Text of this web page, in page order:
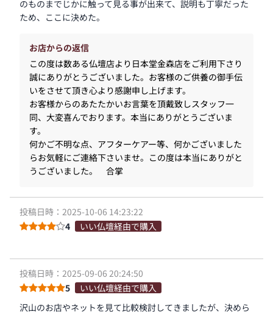
のものまでじかに触って見る事が出来て、説明も丁寧だった
ため、ここに決めた。
お店からの返信
この度は数ある仏壇店より日本堂金森店をご利用下さり
誠にありがとうございました。お客様のご供養の御手伝
いをさせて頂き心より感謝申し上げます。
お客様からのあたたかいお言葉を頂戴致しスタッフ一
同、大変喜んでおります。本当にありがとうございま
す。
何かご不明な点、アフターケアー等、何かございました
らお気軽にご連絡下さいませ。この度は本当にありがと
うございました。 合掌
投稿日時：2025-10-06 14:23:22
4
いい仏壇経由で購入
投稿日時：2025-09-06 20:24:50
5
いい仏壇経由で購入
沢山のお店やネットを見て比較検討してきましたが、決めら